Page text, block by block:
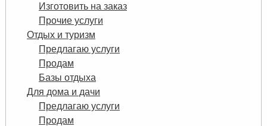
Изготовить на заказ
Прочие услуги
Отдых и туризм
Предлагаю услуги
Продам
Базы отдыха
Для дома и дачи
Предлагаю услуги
Продам